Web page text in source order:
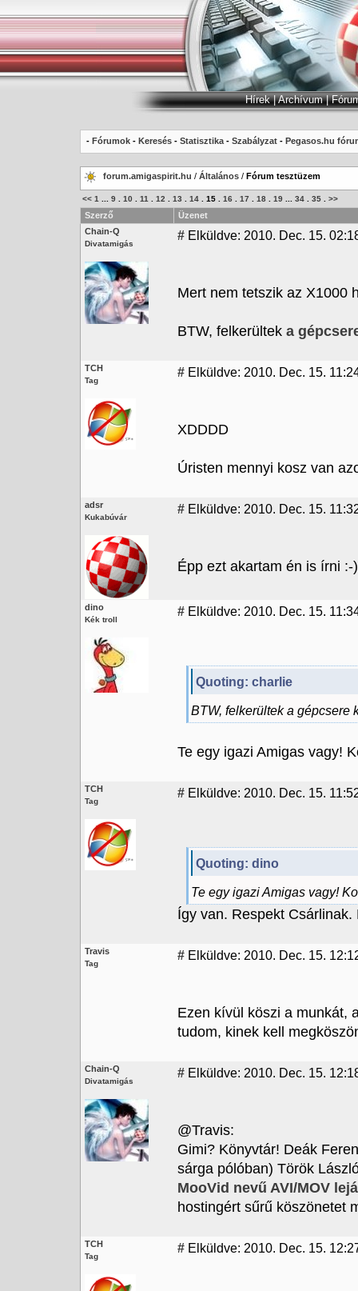
Hírek|Archívum|
- Fórumok - Keresés - Statisztika - Szabályzat - Pegasos.hu
forum.amigaspirit.hu / Általános / Fórum tesztüzem
<< 1 9 10 11 12 13 14 15 16 17 18 19 34 35 >>
Szerző
Üzenet
Chain-Q
Divatamigás
# Elküldve: 2010. Dec. 15.
Mert nem tetszik az X1000
BTW, felkerültek a
TCH
Tag
# Elküldve: 2010. Dec. 15.
XDDDD
Úristen mennyi kosz van
adsr
Kukabúvár
# Elküldve: 2010. Dec. 15.
Épp ezt akartam én is írni :-)
dino
Kék troll
# Elküldve: 2010. Dec. 15.
Quoting: charlie
BTW, felkerültek a gépcsere
Te egy igazi Amigas vagy!
TCH
Tag
# Elküldve: 2010. Dec. 15.
Quoting: dino
Te egy igazi Amigas vagy!
Így van. Respekt
Travis
Tag
# Elküldve: 2010. Dec. 15.
Ezen kívül köszi a munkát,
tudom, kinek kell
Chain-Q
Divatamigás
# Elküldve: 2010. Dec. 15.
@Travis:
Gimi? Könyvtár! Deák
sárga pólóban) Török
MooVid nevű AVI/MOV
hostingért sűrű köszönetet
TCH
Tag
# Elküldve: 2010. Dec. 15.